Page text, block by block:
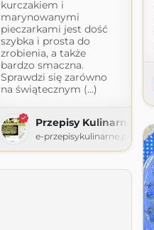
kurczakiem i
marynowanymi
pieczarkami jest dość
szybka i prosta do
zrobienia, a także
bardzo smaczna.
Sprawdzi się zarówno
na świątecznym (...)
Przepisy Kulinarne
e-przepisykulinarne.pl